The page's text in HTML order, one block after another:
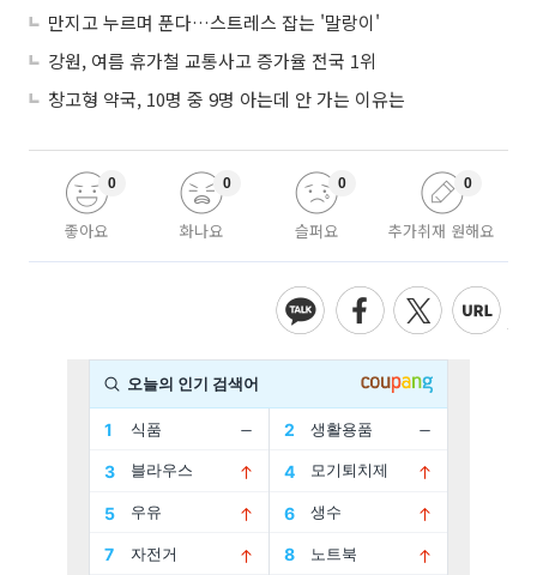
만지고 누르며 푼다…스트레스 잡는 '말랑이'
강원, 여름 휴가철 교통사고 증가율 전국 1위
창고형 약국, 10명 중 9명 아는데 안 가는 이유는
좋아요
0
화나요
0
슬퍼요
0
추가취재 원해요
0